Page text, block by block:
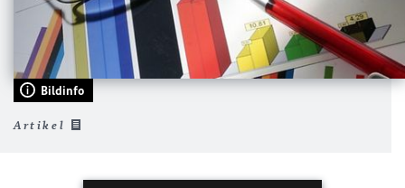
Bildinfo
Artikel